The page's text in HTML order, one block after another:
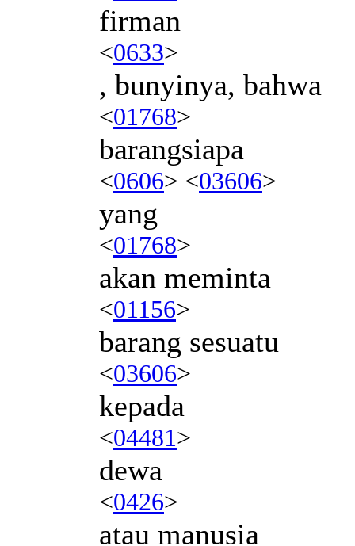
firman
<0633>
, bunyinya, bahwa
<01768>
barangsiapa
<0606> <03606>
yang
<01768>
akan meminta
<01156>
barang sesuatu
<03606>
kepada
<04481>
dewa
<0426>
atau manusia